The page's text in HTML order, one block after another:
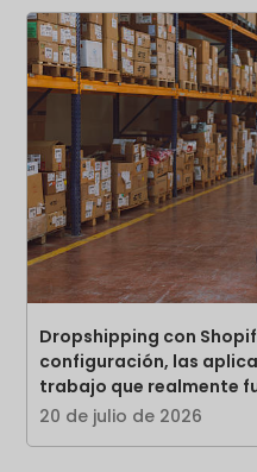
Dropshipping con
configuración, las
trabajo que realmente
20 de julio de 2026